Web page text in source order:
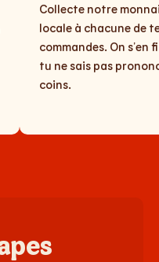
Collecte notre
locale à chacune de
commandes. On s’en
tu ne sais pas
coins.